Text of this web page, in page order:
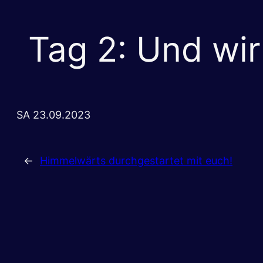
Tag 2: Und
SA 23.09.2023
← Himmelwärts durchgestartet mit euch!